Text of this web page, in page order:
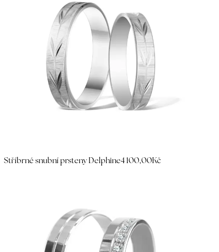
Stříbrné snubní prsteny Delphine4 100,00Kč